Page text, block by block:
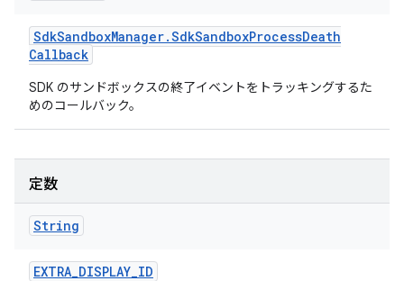
SdkSandboxManager.SdkSandboxProcessDeath
Callback
SDK のサンドボックスの終了イベントをトラッキングするた
めのコールバック。
定数
String
EXTRA_DISPLAY_ID